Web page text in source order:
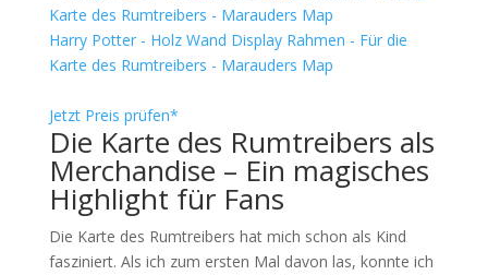
Harry Potter - Holz Wand Display Rahmen - Für die
Karte des Rumtreibers - Marauders Map
Jetzt Preis prüfen*
Die Karte des Rumtreibers als
Merchandise – Ein magisches
Highlight für Fans
Die Karte des Rumtreibers hat mich schon als Kind
fasziniert. Als ich zum ersten Mal davon las, konnte ich